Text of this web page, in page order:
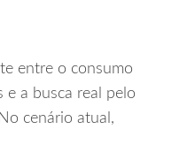
entre o consumo
e a busca real pelo
cenário atual,